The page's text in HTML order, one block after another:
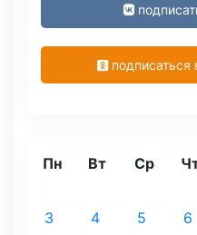
подписаться
Пн Вт Ср
3
4 5 6